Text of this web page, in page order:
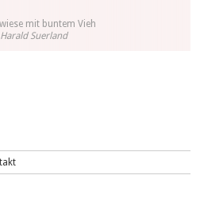
mit buntem Vieh
Suerland